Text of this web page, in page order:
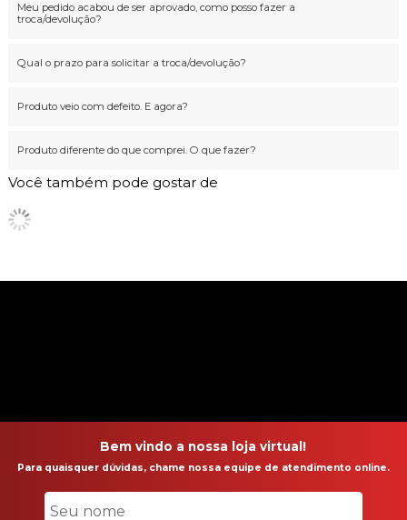
Meu pedido acabou de ser aprovado, como posso fazer a
troca/devolução?
Qual o prazo para solicitar a troca/devolução?
Produto veio com defeito. E agora?
Produto diferente do que comprei. O que fazer?
Você também pode gostar de
Bem vindo a nossa loja virtual!
Para quaisquer dúvidas, chame nossa equipe de atendimento online.